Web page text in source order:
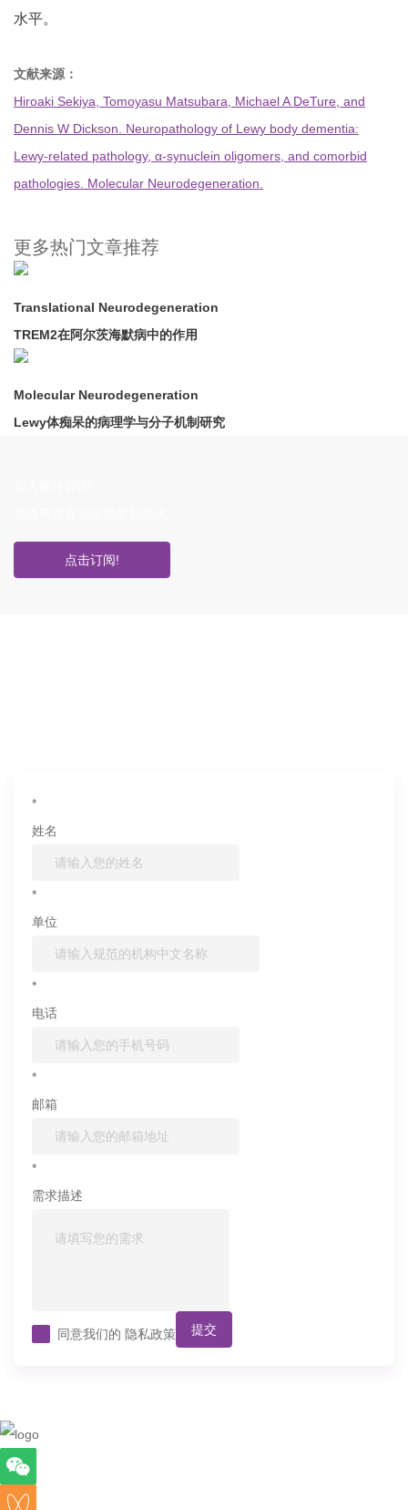
水平。
文献来源：
Hiroaki Sekiya, Tomoyasu Matsubara, Michael A DeTure, and
Dennis W Dickson. Neuropathology of Lewy body dementia:
Lewy-related pathology, α-synuclein oligomers, and comorbid
pathologies. Molecular Neurodegeneration.
更多热门文章推荐
Translational Neurodegeneration
TREM2在阿尔茨海默病中的作用
Molecular Neurodegeneration
Lewy体痴呆的病理学与分子机制研究
点击订阅!
*
姓名
*
单位
*
电话
*
邮箱
*
需求描述
同意我们的 隐私政策 提交